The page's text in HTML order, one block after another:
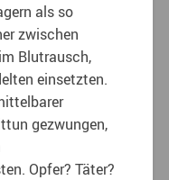
als so
zwischen
Blutrausch,
einsetzten.
gezwungen,
Opfer? Täter?